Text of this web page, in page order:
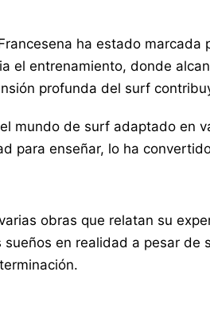
ha estado
el entrenamiento, donde
profunda del surf
mundo de surf adaptado en
para enseñar, lo ha
obras que relatan su
en realidad a pesar